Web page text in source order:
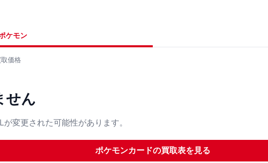
ケモン
取価格
せん
変更された可能性があります。
ポケモンカードの買取表を見る